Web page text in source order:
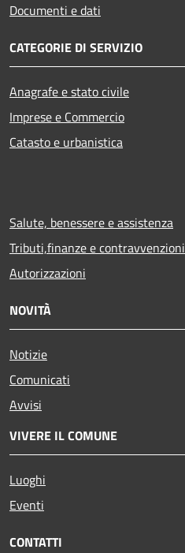
Documenti e dati
CATEGORIE DI SERVIZIO
Anagrafe e stato civile
Imprese e Commercio
Catasto e urbanistica
Salute, benessere e assistenza
Tributi,finanze e contravvenzioni
Autorizzazioni
NOVITÀ
Notizie
Comunicati
Avvisi
VIVERE IL COMUNE
Luoghi
Eventi
CONTATTI